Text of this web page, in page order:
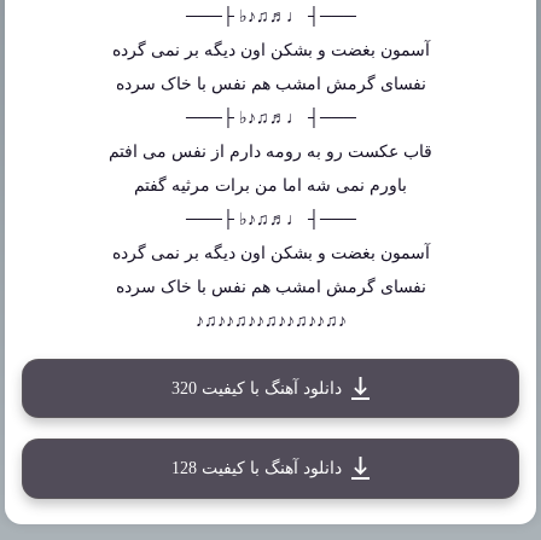
───┤ ♩♬♫♪♭ ├───
آسمون بغضت و بشکن اون دیگه بر نمی گرده
نفسای گرمش امشب هم نفس با خاک سرده
───┤ ♩♬♫♪♭ ├───
قاب عکست رو به رومه دارم از نفس می افتم
باورم نمی شه اما من برات مرثیه گفتم
───┤ ♩♬♫♪♭ ├───
آسمون بغضت و بشکن اون دیگه بر نمی گرده
نفسای گرمش امشب هم نفس با خاک سرده
♪♫♪♪♫♪♪♫♪♪♫♪♪♫♪
دانلود آهنگ با کیفیت 320
دانلود آهنگ با کیفیت 128